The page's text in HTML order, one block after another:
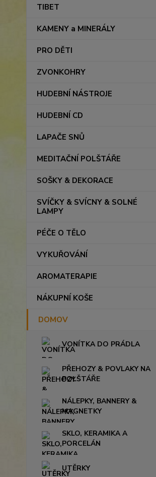
TIBET
KAMENY a MINERÁLY
PRO DĚTI
ZVONKOHRY
HUDEBNÍ NÁSTROJE
HUDEBNÍ CD
LAPAČE SNŮ
MEDITAČNÍ POLŠTÁŘE
SOŠKY & DEKORACE
SVÍČKY & SVÍCNY & SOLNÉ
LAMPY
PÉČE O TĚLO
VYKUŘOVÁNÍ
AROMATERAPIE
NÁKUPNÍ KOŠE
DOMOV
VONÍTKA DO PRÁDLA
PŘEHOZY & POVLAKY NA
POLŠTÁŘE
NÁLEPKY, BANNERY &
MAGNETKY
SKLO, KERAMIKA A
PORCELÁN
UTĚRKY